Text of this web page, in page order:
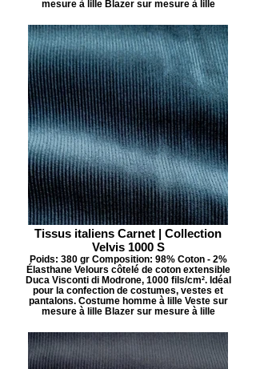
mesure à lille Blazer sur mesure à lille
Tissus italiens Carnet | Collection
Velvis 1000 S
Poids: 380 gr Composition: 98% Coton - 2%
Élasthane Velours côtelé de coton extensible
Duca Visconti di Modrone, 1000 fils/cm². Idéal
pour la confection de costumes, vestes et
pantalons. Costume homme à lille Veste sur
mesure à lille Blazer sur mesure à lille